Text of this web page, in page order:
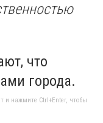
что
города.
и нажмите Ctrl+Enter, чтобы